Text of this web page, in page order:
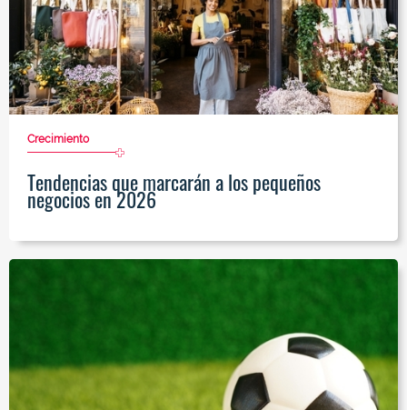
Crecimiento
Tendencias que marcarán a los pequeños
negocios en 2026